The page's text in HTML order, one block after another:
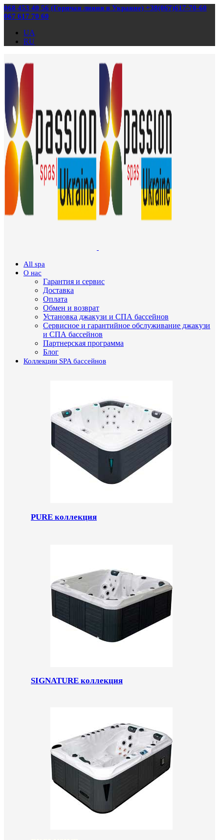
068 453 40 56 (Горячая линия в Украине) +38(067)617-70-60
067 617 70 60
UA
RU
All spa
О нас
Гарантия и сервис
Доставка
Оплата
Обмен и возврат
Установка джакузи и СПА бассейнов
Сервисное и гарантийное обслуживание джакузи
и СПА бассейнов
Партнерская программа
Блог
Коллекции SPA бассейнов
PURE коллекция
SIGNATURE коллекция